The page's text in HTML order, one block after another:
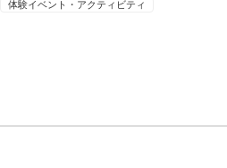
体験イベント・アクティビティ